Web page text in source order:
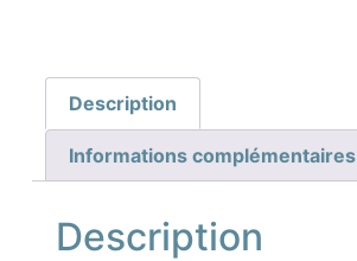
Description
Informations complémentaires
Description